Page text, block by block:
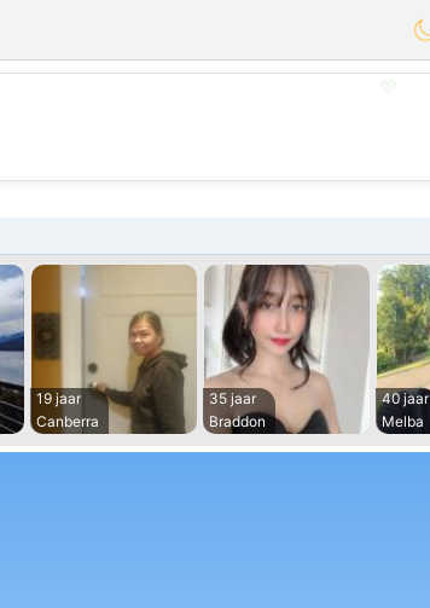
💕
19 jaar
Canberra
35 jaar
Braddon
40 jaar
Melba